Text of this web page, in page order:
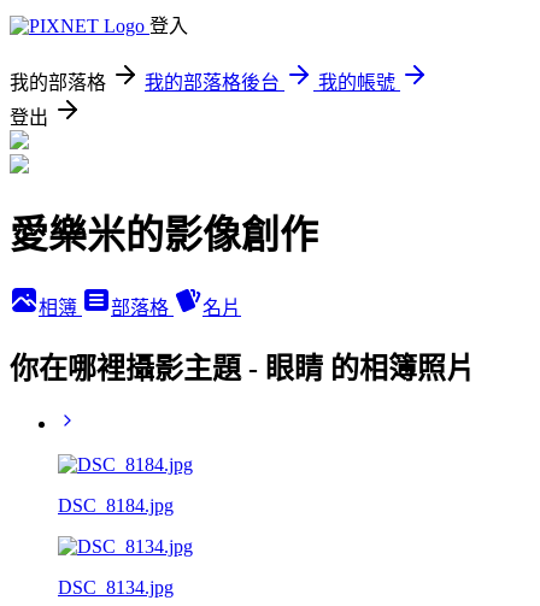
登入
我的部落格 我的部落格後台
我的帳號
登出
愛樂米的影像創作
相簿 部落格 名片
你在哪裡攝影主題 - 眼睛 的相簿照片
DSC_8184.jpg
DSC_8134.jpg